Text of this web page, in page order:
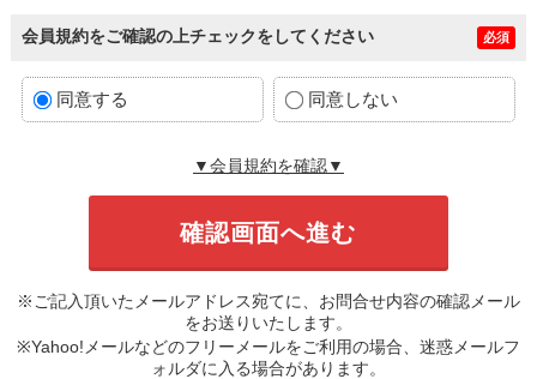
会員規約をご確認の上チェックをしてください 必須
同意する 同意しない
▼会員規約を確認▼
※ご記入頂いたメールアドレス宛てに、お問合せ内容の確認メール
をお送りいたします。
※Yahoo!メールなどのフリーメールをご利用の場合、迷惑メールフ
ォルダに入る場合があります。